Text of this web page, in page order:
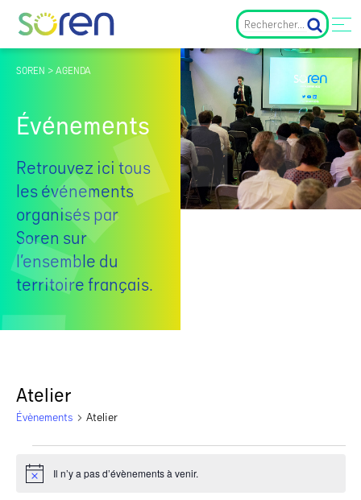
SOREN > AGENDA
Événements
Retrouvez ici tous
les événements
organisés par
Soren sur
l’ensemble du
territoire français.
Atelier
Évènements Atelier
Notice Il n’y a pas d’évènements à venir.